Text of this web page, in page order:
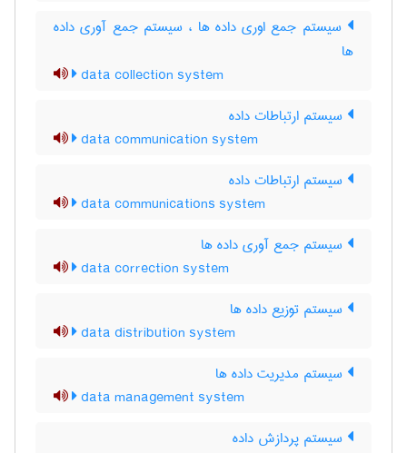
سیستم جمع اوری داده ها ، سیستم جمع آوری داده
ها
data collection system
سیستم ارتباطات داده
data communication system
سیستم ارتباطات داده
data communications system
سیستم جمع آوری داده ها
data correction system
سیستم توزیع داده ها
data distribution system
سیستم مدیریت داده ها
data management system
سیستم پردازش داده